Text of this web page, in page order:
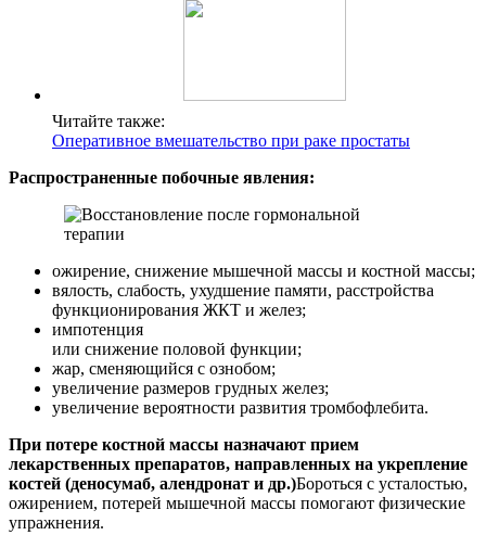
Читайте также:
Оперативное вмешательство при раке простаты
Распространенные побочные явления:
ожирение, снижение мышечной массы и костной массы;
вялость, слабость, ухудшение памяти, расстройства
функционирования ЖКТ и желез;
импотенция
или снижение половой функции;
жар, сменяющийся с ознобом;
увеличение размеров грудных желез;
увеличение вероятности развития тромбофлебита.
При потере костной массы назначают прием
лекарственных препаратов, направленных на укрепление
костей (деносумаб, алендронат и др.)Бороться с усталостью,
ожирением, потерей мышечной массы помогают физические
упражнения.